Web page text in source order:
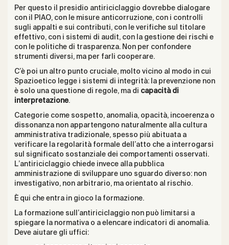
Per questo il presidio antiriciclaggio dovrebbe dialogare
con il PIAO, con le misure anticorruzione, con i controlli
sugli appalti e sui contributi, con le verifiche sul titolare
effettivo, con i sistemi di audit, con la gestione dei rischi e
con le politiche di trasparenza. Non per confondere
strumenti diversi, ma per farli cooperare.
C’è poi un altro punto cruciale, molto vicino al modo in cui
Spazioetico legge i sistemi di integrità: la prevenzione non
è solo una questione di regole, ma di capacità di
interpretazione.
Categorie come sospetto, anomalia, opacità, incoerenza o
dissonanza non appartengono naturalmente alla cultura
amministrativa tradizionale, spesso più abituata a
verificare la regolarità formale dell’atto che a interrogarsi
sul significato sostanziale dei comportamenti osservati.
L’antiriciclaggio chiede invece alla pubblica
amministrazione di sviluppare uno sguardo diverso: non
investigativo, non arbitrario, ma orientato al rischio.
È qui che entra in gioco la formazione.
La formazione sull’antiriciclaggio non può limitarsi a
spiegare la normativa o a elencare indicatori di anomalia.
Deve aiutare gli uffici: